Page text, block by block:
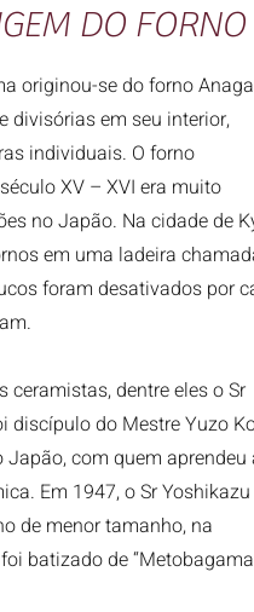
DO
originou-se do forno
divisórias em seu interior,
individuais. O forno
XV – XVI era muito
no Japão. Na cidade de
em uma ladeira
foram desativados por
ceramistas, dentre eles o Sr
discípulo do Mestre Yuzo
com quem aprendeu
Em 1947, o Sr Yoshikazu
de menor tamanho, na
batizado de